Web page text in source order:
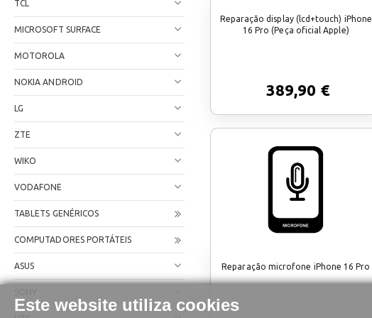
Este website utiliza cookies
TCL
MICROSOFT SURFACE
MOTOROLA
NOKIA ANDROID
LG
ZTE
WIKO
VODAFONE
TABLETS GENÉRICOS
COMPUTADORES PORTÁTEIS
ASUS
Reparação display (lcd+touch) iPhone
16 Pro (Peça oficial Apple)
389,90 €
Reparação microfone iPhone 16 Pro